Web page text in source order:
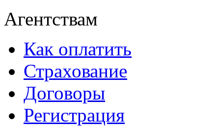
Агентствам
Как оплатить
Страхование
Договоры
Регистрация